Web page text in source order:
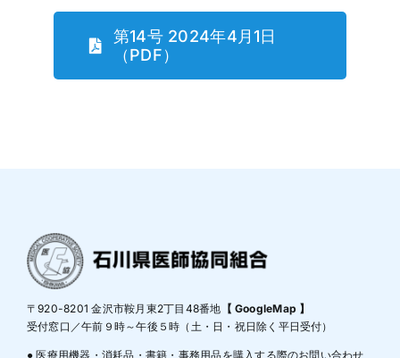
第14号 2024年4月1日
（PDF）
〒920-8201 金沢市鞍月東2丁目48番地 【 GoogleMap 】
受付窓口／午前９時～午後５時（土・日・祝日除く平日受付）
● 医療用機器・消耗品・書籍・事務用品を購入する際のお問い合わせ